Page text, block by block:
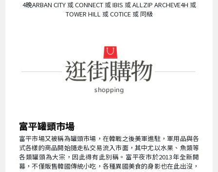
4晚ARBAN CITY 或 CONNECT 或 IBIS 或 ALLZIP ARCHEVE4H 或
TOWER HILL 或 COTICE 或 同級
富平罐頭市場
富平市場又被稱為罐頭市場，在韓戰之後美軍進駐，軍用品與各
式各樣的商品開始隨走私交易流入市面，其中尤以水果、魚類等
各類罐頭為大宗，因此得有此別稱。富平夜市於2013年全新開
幕，不僅販售韓國傳統小吃，各種異國美食的身影也在此出沒，